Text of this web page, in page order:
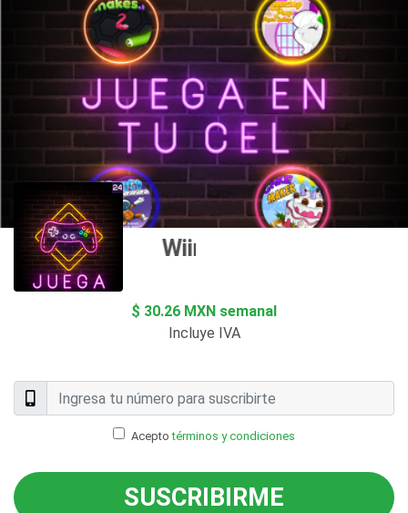
Wiimo
$ 30.26 MXN semanal
Incluye IVA
Aceptotérminos y condiciones
SUSCRIBIRME